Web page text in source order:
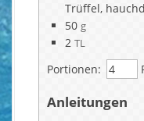
Trüffel,
50 g
2 TL
Portionen:
Anleitungen